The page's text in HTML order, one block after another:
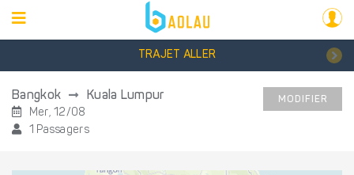
TRAJET ALLER
Bangkok Kuala Lumpur
Mer, 12/08
1 Passagers
MODIFIER